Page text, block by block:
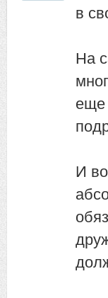
в
На
еще
И